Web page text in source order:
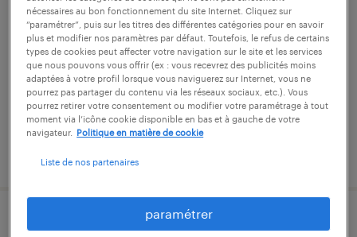
dinan, côtes-d'armor
vacation
15,00 € par heure
chargé de ressources humaines (f/h)
nécessaires au bon fonctionnement du site Internet. Cliquez sur
“paramétrer”, puis sur les titres des différentes catégories pour en savoir
plus et modifier nos paramètres par défaut. Toutefois, le refus de certains
types de cookies peut affecter votre navigation sur le site et les services
que nous pouvons vous offrir (ex : vous recevrez des publicités moins
adaptées à votre profil lorsque vous naviguerez sur Internet, vous ne
pourrez pas partager du contenu via les réseaux sociaux, etc.). Vous
pourrez retirer votre consentement ou modifier votre paramétrage à tout
moment via l’icône cookie disponible en bas et à gauche de votre
navigateur.
Politique en matière de cookie
Liste de nos partenaires
paramétrer